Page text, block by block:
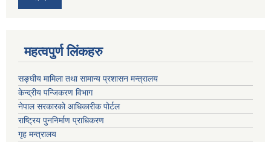
महत्वपुर्ण लिंकहरु
सङ्घीय मामिला तथा सामान्य प्रशासन मन्त्रालय
केन्द्रीय पन्जिकरण विभाग
नेपाल सरकारको आधिकारीक पोर्टल
राष्ट्रिय पुननिर्माण प्राधिकरण
गृह मन्त्रालय